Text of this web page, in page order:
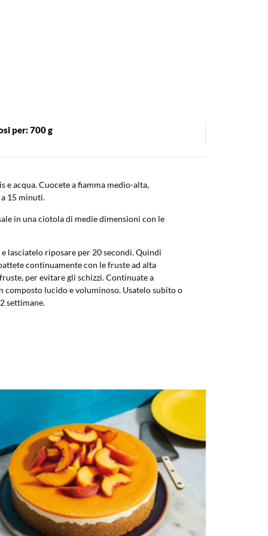
per: 700 g
e acqua. Cuocete a fiamma medio-alta,
a 15 minuti.
in una ciotola di medie dimensioni con le
lasciatelo riposare per 20 secondi. Quindi
continuamente con le fruste ad alta
per evitare gli schizzi. Continuate a
composto lucido e voluminoso. Usatelo subito o
settimane.